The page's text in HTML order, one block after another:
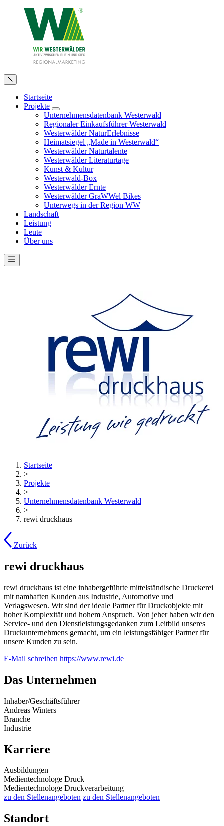
Startseite
Projekte
Unternehmensdatenbank Westerwald
Regionaler Einkaufsführer Westerwald
Westerwälder NaturErlebnisse
Heimatsiegel „Made in Westerwald“
Westerwälder Naturtalente
Westerwälder Literaturtage
Kunst & Kultur
Westerwald-Box
Westerwälder Ernte
Westerwälder GraWWel Bikes
Unterwegs in der Region WW
Landschaft
Leistung
Leute
Über uns
Startseite
>
Projekte
>
Unternehmensdatenbank Westerwald
>
rewi druckhaus
Zurück
rewi druckhaus
rewi druckhaus ist eine inhabergeführte mittelständische Druckerei
mit namhaften Kunden aus Industrie, Automotive und
Verlagswesen. Wir sind der ideale Partner für Druckobjekte mit
hoher Komplexität und hohem Anspruch. Von jeher haben wir den
Service- und den Dienstleistungsgedanken zum Leitbild unseres
Druckunternehmens gemacht, um ein leistungsfähiger Partner für
unsere Kunden zu sein.
E-Mail schreiben https://www.rewi.de
Das Unternehmen
Inhaber/Geschäftsführer
Andreas Winters
Branche
Industrie
Karriere
Ausbildungen
Medientechnologe Druck
Medientechnologe Druckverarbeitung
zu den Stellenangeboten zu den Stellenangeboten
Standort